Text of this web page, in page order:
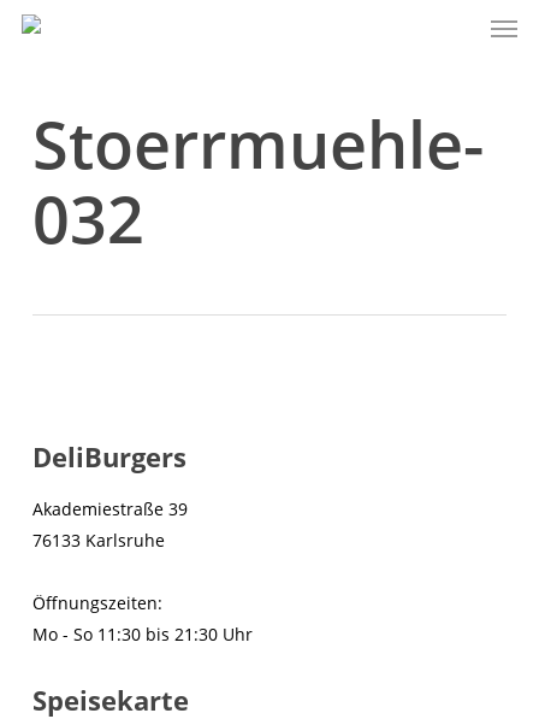
Skip
Stoerrmuehle-
032
DeliBurgers
Akademiestraße 39
76133 Karlsruhe
Öffnungszeiten:
Mo - So 11:30 bis 21:30 Uhr
Speisekarte